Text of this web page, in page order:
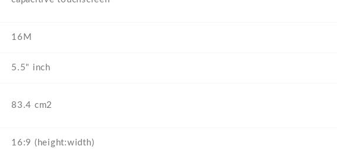
16M
5.5" inch
83.4 cm2
16:9 (height:width)